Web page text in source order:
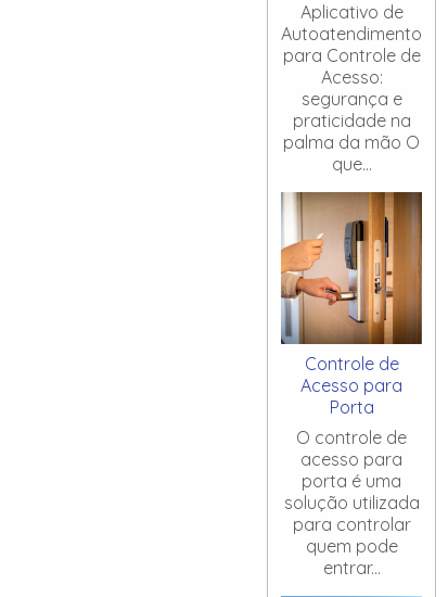
Aplicativo de
Autoatendimento
para Controle de
Acesso:
segurança e
praticidade na
palma da mão O
que...
Controle de
Acesso para
Porta
O controle de
acesso para
porta é uma
solução utilizada
para controlar
quem pode
entrar...